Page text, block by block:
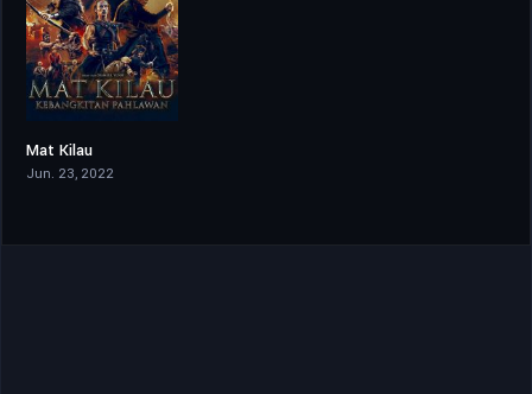
Mat Kilau
Jun. 23, 2022